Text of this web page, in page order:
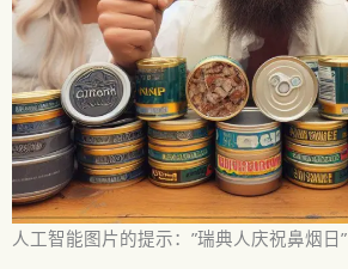
人工智能图片的提示：”瑞典人庆祝鼻烟日”